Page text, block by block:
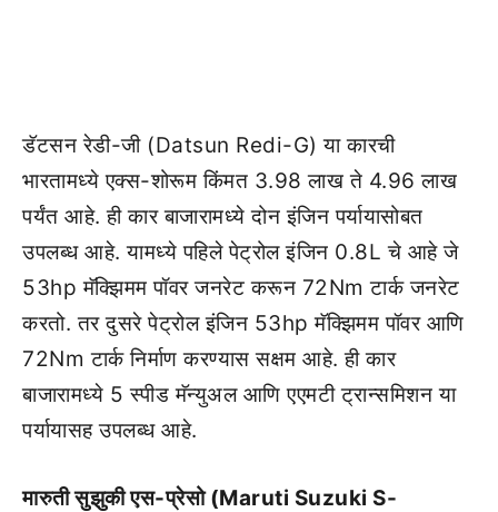
डॅटसन रेडी-जी (Datsun Redi-G) या कारची
भारतामध्ये एक्स-शोरूम किंमत 3.98 लाख ते 4.96 लाख
पर्यंत आहे. ही कार बाजारामध्ये दोन इंजिन पर्यायासोबत
उपलब्ध आहे. यामध्ये पहिले पेट्रोल इंजिन 0.8L चे आहे जे
53hp मॅक्झिमम पॉवर जनरेट करून 72Nm टार्क जनरेट
करतो. तर दुसरे पेट्रोल इंजिन 53hp मॅक्झिमम पॉवर आणि
72Nm टार्क निर्माण करण्यास सक्षम आहे. ही कार
बाजारामध्ये 5 स्पीड मॅन्युअल आणि एएमटी ट्रान्समिशन या
पर्यायासह उपलब्ध आहे.
मारुती सुझुकी एस-प्रेसो (Maruti Suzuki S-